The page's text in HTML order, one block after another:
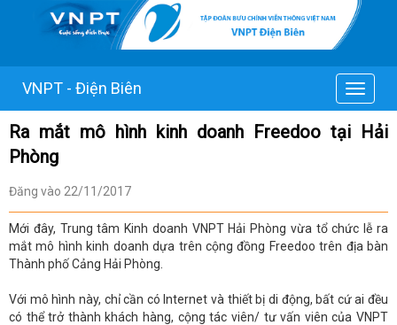
Toggle
VNPT - Điện Biên
Ra mắt mô hình kinh doanh Freedoo tại Hải
Phòng
Đăng vào 22/11/2017
Mới đây, Trung tâm Kinh doanh VNPT Hải Phòng vừa tổ chức lễ ra
mắt mô hình kinh doanh dựa trên cộng đồng Freedoo trên địa bàn
Thành phố Cảng Hải Phòng.
Với mô hình này, chỉ cần có Internet và thiết bị di động, bất cứ ai đều
có thể trở thành khách hàng, cộng tác viên/ tư vấn viên của VNPT